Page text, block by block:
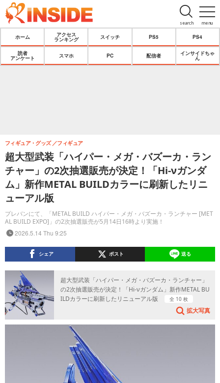
menu
search
ホーム
アクセス
ランキング
スイッチ PS5 PS4
読者
アンケート
スマホ PC 配信者
インサイドちゃ
ん
超大型武装「ハイパー・メガ・バズーカ・ラン
チャー」の2次抽選販売が決定！「Hi-νガンダ
ム」新作METAL BUILDカラーに刷新したリニ
ューアル版
プレバンにて、「METAL BUILD ハイパー・メガ・バズーカ・ランチャー [MET
AL BUILD EXPO]」の2次抽選販売が5月14日16時より実施！
フィギュア・グッズ フィギュア
2026.5.14 Thu 9:25
シェア ポスト 送る
超大型武装「ハイパー・メガ・バズーカ・ランチャー」
の2次抽選販売が決定！「Hi-νガンダム」新作METAL BU
ILDカラーに刷新したリニューアル版
全 10 枚
拡大写真